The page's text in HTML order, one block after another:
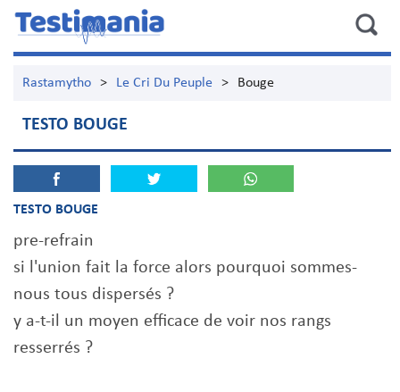
Rastamytho > Le Cri Du Peuple > Bouge
TESTO BOUGE
TESTO BOUGE
pre-refrain
si l'union fait la force alors pourquoi sommes-
nous tous dispersés ?
y a-t-il un moyen efficace de voir nos rangs
resserrés ?